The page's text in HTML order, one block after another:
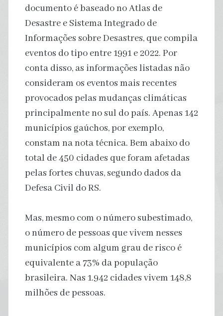
documento é baseado no Atlas de
Desastre e Sistema Integrado de
Informações sobre Desastres, que compila
eventos do tipo entre 1991 e 2022. Por
conta disso, as informações listadas não
consideram os eventos mais recentes
provocados pelas mudanças climáticas
principalmente no sul do país. Apenas 142
municípios gaúchos, por exemplo,
constam na nota técnica. Bem abaixo do
total de 450 cidades que foram afetadas
pelas fortes chuvas, segundo dados da
Defesa Civil do RS.
Mas, mesmo com o número subestimado,
o número de pessoas que vivem nesses
municípios com algum grau de risco é
equivalente a 73% da população
brasileira. Nas 1.942 cidades vivem 148,8
milhões de pessoas.